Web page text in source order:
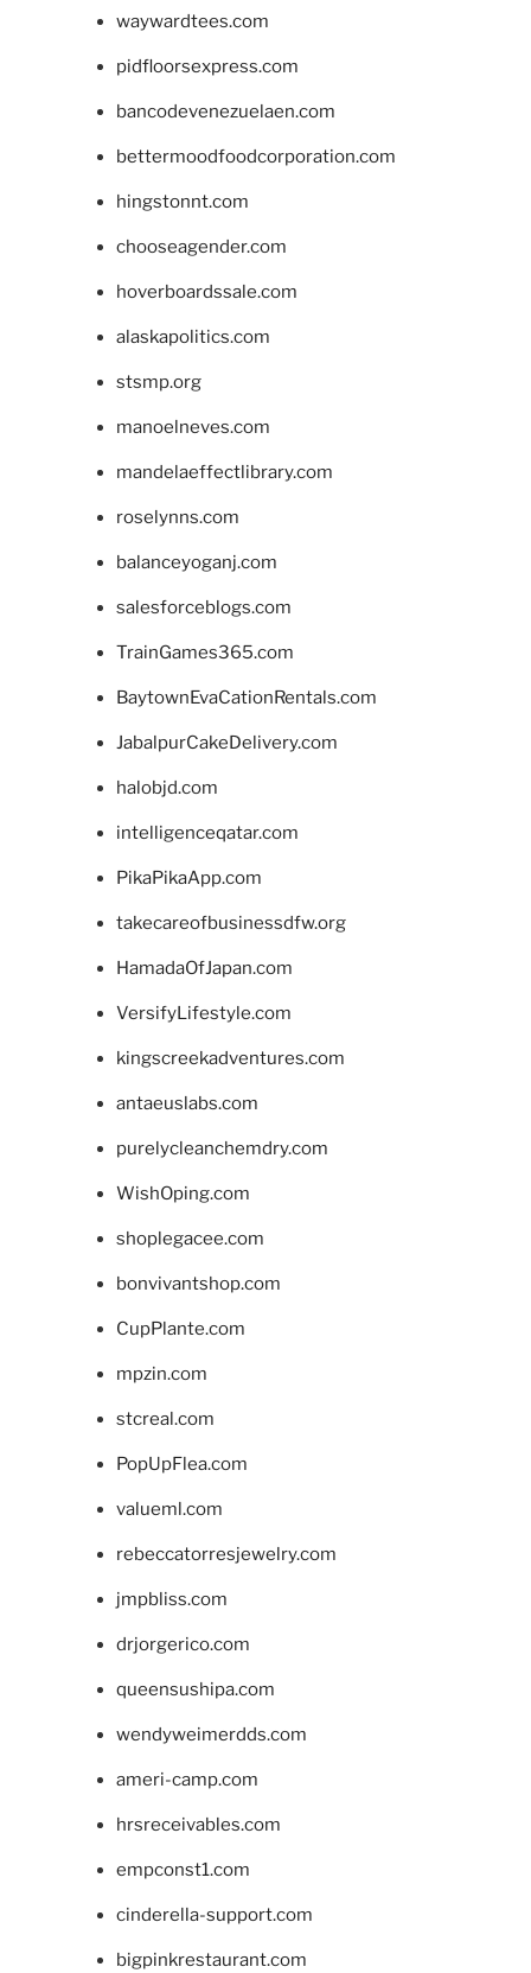
waywardtees.com
pidfloorsexpress.com
bancodevenezuelaen.com
bettermoodfoodcorporation.com
hingstonnt.com
chooseagender.com
hoverboardssale.com
alaskapolitics.com
stsmp.org
manoelneves.com
mandelaeffectlibrary.com
roselynns.com
balanceyoganj.com
salesforceblogs.com
TrainGames365.com
BaytownEvaCationRentals.com
JabalpurCakeDelivery.com
halobjd.com
intelligenceqatar.com
PikaPikaApp.com
takecareofbusinessdfw.org
HamadaOfJapan.com
VersifyLifestyle.com
kingscreekadventures.com
antaeuslabs.com
purelycleanchemdry.com
WishOping.com
shoplegacee.com
bonvivantshop.com
CupPlante.com
mpzin.com
stcreal.com
PopUpFlea.com
valueml.com
rebeccatorresjewelry.com
jmpbliss.com
drjorgerico.com
queensushipa.com
wendyweimerdds.com
ameri-camp.com
hrsreceivables.com
empconst1.com
cinderella-support.com
bigpinkrestaurant.com